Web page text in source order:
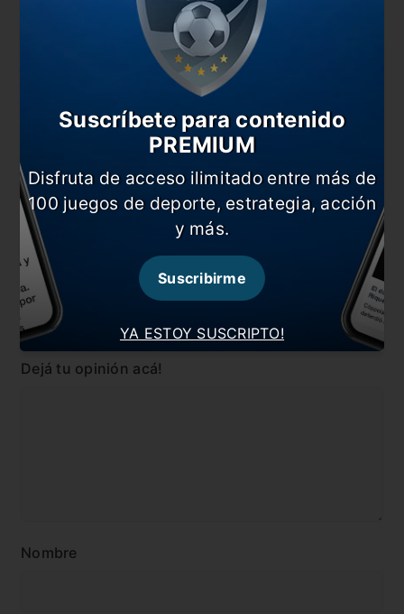
piensa en la Libertadores.
También te puede interesar
Un duelo donde se juega más bien poco
Pincha escolta
Casi se olvidan los goles
Nuevo empate sin goles
En esta nota:
#Argentinos
#Liga Profesional Arg #Noticia
Comentarios
Dejá tu opinión acá!
Nombre
YA ESTOY SUSCRIPTO!
Suscríbete para contenido
PREMIUM
Disfruta de acceso ilimitado entre más de
100 juegos de deporte, estrategia, acción
y más.
Suscribirme